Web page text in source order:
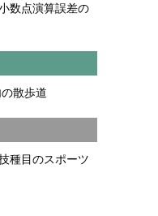
数点演算誤差の
散歩道
種目のスポーツ